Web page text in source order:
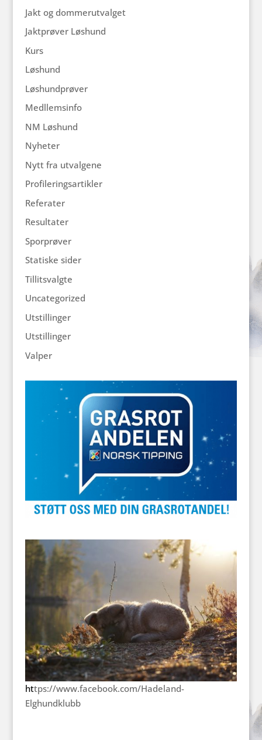
Jakt og dommerutvalget
Jaktprøver Løshund
Kurs
Løshund
Løshundprøver
Medllemsinfo
NM Løshund
Nyheter
Nytt fra utvalgene
Profileringsartikler
Referater
Resultater
Sporprøver
Statiske sider
Tillitsvalgte
Uncategorized
Utstillinger
Utstillinger
Valper
https://www.facebook.com/Hadeland-
Elghundklubb